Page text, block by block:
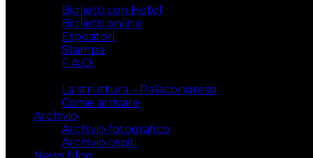
Biglietti con Hotel
Biglietti online
Espositori
Stampa
F.A.Q.
La struttura – Palacongressi
Come arrivare
Archivio
Archivio fotografico
Archivio ospiti